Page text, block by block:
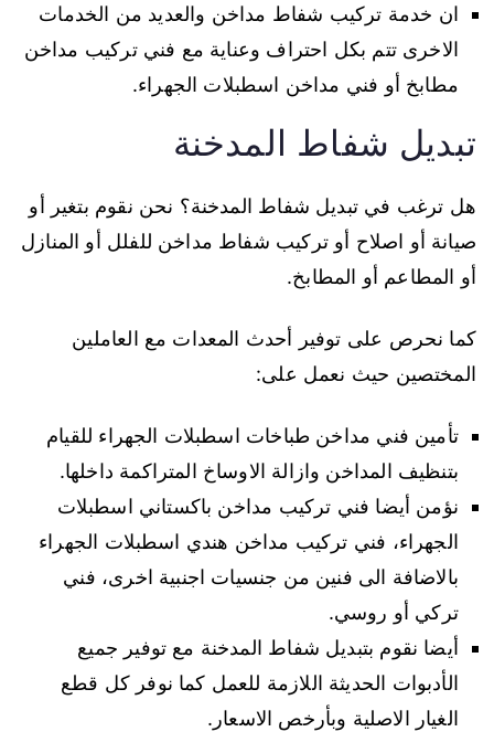
ان خدمة تركيب شفاط مداخن والعديد من الخدمات
الاخرى تتم بكل احتراف وعناية مع فني تركيب مداخن
مطابخ أو فني مداخن اسطبلات الجهراء.
تبديل شفاط المدخنة
هل ترغب في تبديل شفاط المدخنة؟ نحن نقوم بتغير أو
صيانة أو اصلاح أو تركيب شفاط مداخن للفلل أو المنازل
أو المطاعم أو المطابخ.
كما نحرص على توفير أحدث المعدات مع العاملين
المختصين حيث نعمل على:
تأمين فني مداخن طباخات اسطبلات الجهراء للقيام
بتنظيف المداخن وازالة الاوساخ المتراكمة داخلها.
نؤمن أيضا فني تركيب مداخن باكستاني اسطبلات
الجهراء، فني تركيب مداخن هندي اسطبلات الجهراء
بالاضافة الى فنين من جنسيات اجنبية اخرى، فني
تركي أو روسي.
أيضا نقوم بتبديل شفاط المدخنة مع توفير جميع
الأدبوات الحديثة اللازمة للعمل كما نوفر كل قطع
الغيار الاصلية وبأرخص الاسعار.